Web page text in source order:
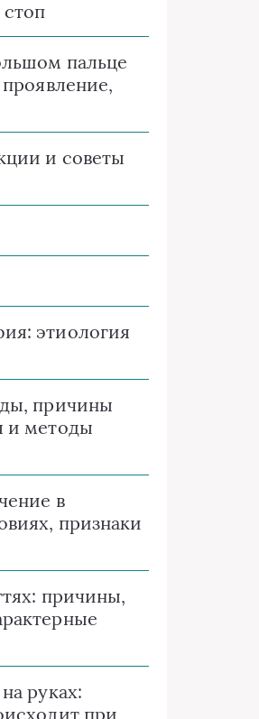
пальце
и советы
этиология
причины
и методы
в
признаки
причины,
руках:
при